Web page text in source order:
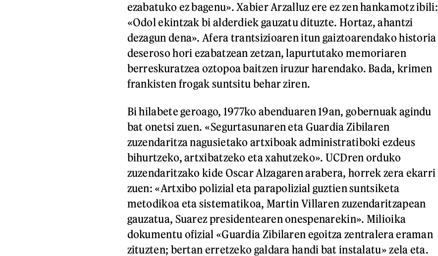
ezabatuko ez bagenu». Xabier Arzalluz ere ez zen hankamotz ibili:
«Odol ekintzak bi alderdiek gauzatu dituzte. Hortaz, ahantzi
dezagun dena». Afera trantsizioaren itun gaiztoarendako historia
deseroso hori ezabatzean zetzan, lapurtutako memoriaren
berreskuratzea oztopoa baitzen iruzur harendako. Bada, krimen
frankisten frogak suntsitu behar ziren.
Bi hilabete geroago, 1977ko abenduaren 19an, gobernuak agindu
bat onetsi zuen. «Segurtasunaren eta Guardia Zibilaren
zuzendaritza nagusietako artxiboak administratiboki ezdeus
bihurtzeko, artxibatzeko eta xahutzeko». UCDren orduko
zuzendaritzako kide Oscar Alzagaren arabera, horrek zera ekarri
zuen: «Artxibo polizial eta parapolizial guztien suntsiketa
metodikoa eta sistematikoa, Martin Villaren zuzendaritzapean
gauzatua, Suarez presidentearen onespenarekin». Milioika
dokumentu ofizial «Guardia Zibilaren egoitza zentralera eraman
zituzten; bertan erretzeko galdara handi bat instalatu» zela eta.